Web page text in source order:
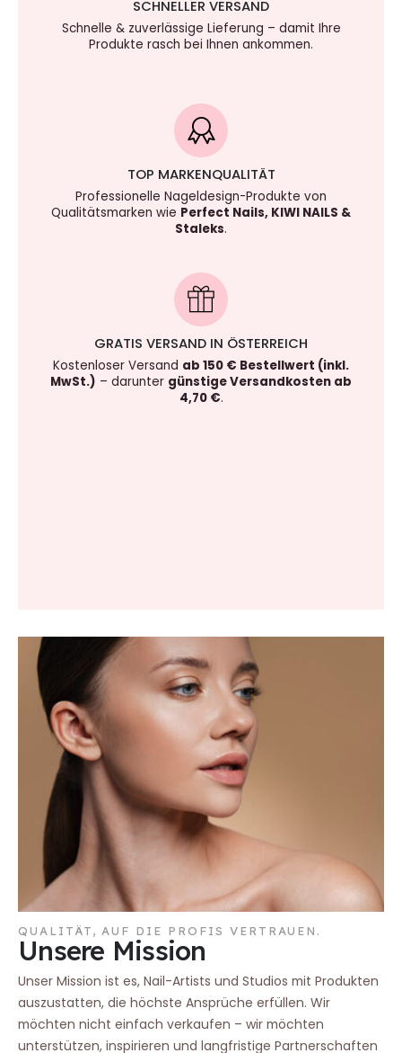
SCHNELLER VERSAND
Schnelle & zuverlässige Lieferung – damit Ihre
Produkte rasch bei Ihnen ankommen.
TOP MARKENQUALITÄT
Professionelle Nageldesign-Produkte von
Qualitätsmarken wie Perfect Nails, KIWI NAILS &
Staleks.
GRATIS VERSAND IN ÖSTERREICH
Kostenloser Versand ab 150 € Bestellwert (inkl.
MwSt.) – darunter günstige Versandkosten ab
4,70 €.
QUALITÄT, AUF DIE PROFIS VERTRAUEN.
Unsere Mission
Unser Mission ist es, Nail-Artists und Studios mit Produkten
auszustatten, die höchste Ansprüche erfüllen. Wir
möchten nicht einfach verkaufen – wir möchten
unterstützen, inspirieren und langfristige Partnerschaften